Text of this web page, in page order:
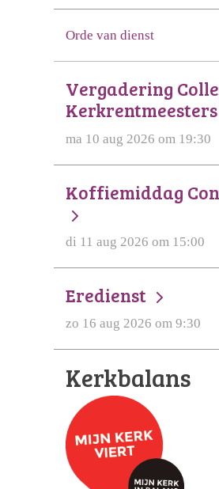
Orde van dienst
Vergadering
Kerkrentmeesters
ma 10 aug 2026 om 19:30
Koffiemiddag
di 11 aug 2026 om 15:00
Eredienst
zo 16 aug 2026 om 9:30
Kerkbalans